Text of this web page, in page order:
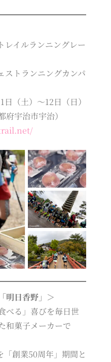
ルランニングレー
トランニングカンパ
（土）～12日（日）
宇治市宇治）
明日香野」＞
べる」喜びを毎日世
和菓子メーカーで
「創業50周年」期間と